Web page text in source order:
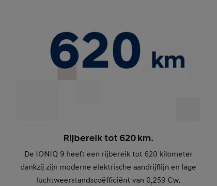
Rijbereik tot 620 km.
De IONIQ 9 heeft een rijbereik tot 620 kilometer
dankzij zijn moderne elektrische aandrijflijn en lage
luchtweerstandscoëfficiënt van 0,259 Cw.